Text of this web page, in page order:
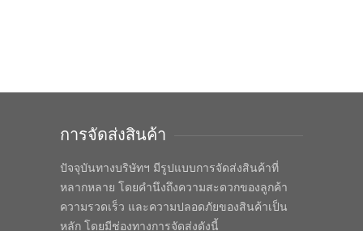
การจัดส่งสินค้า
ปัจจุบันทางบริษัทฯ มีรูปแบบการจัดส่งสินค้าที่
หลากหลาย โดยคำนึงถึงความสะดวกของลูกค้า
ความรวดเร็ว และความปลอดภัยของสินค้าเป็น
หลัก โดยมีช่องทางการจัดส่งดังนี้